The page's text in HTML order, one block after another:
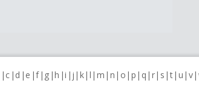
c d e f g h i j k l m n o p q r s t u v